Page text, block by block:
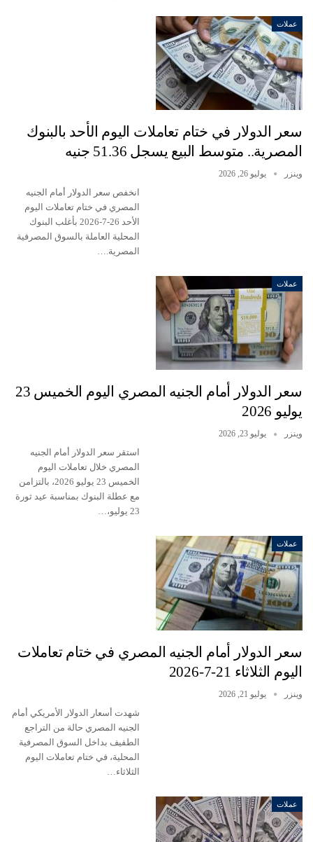
عملات
سعر الدولار في ختام تعاملات اليوم الأحد بالبنوك
المصرية.. متوسط البيع يسجل 51.36 جنيه
وينزر يوليو 26, 2026
انخفص سعر الدولار أمام الجنيه
المصري في ختام تعاملات اليوم
الأحد 26-7-2026 بأغلب البنوك
المحلية العاملة بالسوق المصرفية
المصرية.…
عملات
سعر الدولار أمام الجنيه المصري اليوم الخميس 23
يوليو 2026
وينزر يوليو 23, 2026
استقر سعر الدولار أمام الجنيه
المصري خلال تعاملات اليوم
الخميس 23 يوليو 2026، بالتزامن
مع عطلة البنوك بمناسبة عيد ثورة
23 يوليو،…
عملات
سعر الدولار أمام الجنيه المصري في ختام تعاملات
اليوم الثلاثاء 21-7-2026
وينزر يوليو 21, 2026
شهدت أسعار الدولار الأمريكي أمام
الجنيه المصري حالة من التراجع
الطفيف بداخل السوق المصرفية
المحلية، في ختام تعاملات اليوم
الثلاثاء…
عملات